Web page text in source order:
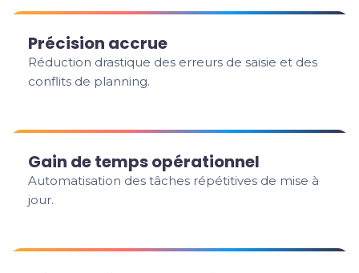
Précision accrue
Réduction drastique des erreurs de saisie et des
conflits de planning.
Gain de temps opérationnel
Automatisation des tâches répétitives de mise à
jour.